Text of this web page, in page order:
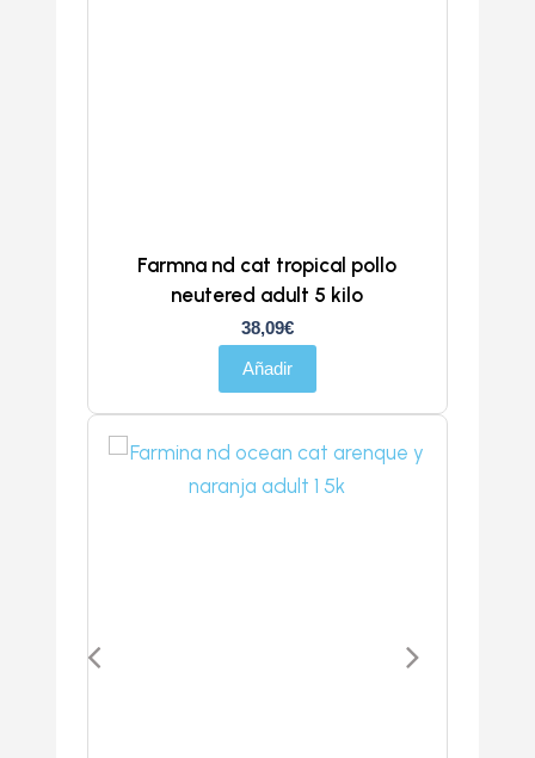
Farmna nd cat tropical pollo
neutered adult 5 kilo
38,09€
Añadir